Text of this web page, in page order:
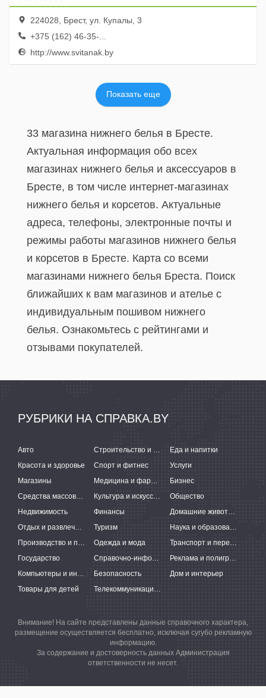
224028, Брест, ул. Купалы, 3
+375 (162) 46-35-...
http://www.svitanak.by
Показать еще
33 магазина нижнего белья в Бресте.
Актуальная информация обо всех
магазинах нижнего белья и аксессуаров в
Бресте, в том числе интернет-магазинах
нижнего белья и корсетов. Актуальные
адреса, телефоны, электронные почты и
режимы работы магазинов нижнего белья
и корсетов в Бресте. Карта со всеми
магазинами нижнего белья Бреста. Поиск
ближайших к вам магазинов и ателье с
индивидуальным пошивом нижнего
белья. Ознакомьтесь с рейтингами и
отзывами покупателей.
РУБРИКИ НА СПРАВКА.BY
Авто Строительство и ремонт
Еда и напитки
Красота и здоровье
Спорт и фитнес
Услуги
Магазины
Медицина и фармацевтика
Бизнес
Средства массовой информации
Культура и искусство
Общество
Недвижимость
Финансы
Домашние животные
Отдых и развлечения
Туризм
Наука и образование
Производство и поставки
Одежда и мода
Транспорт и перевозки
Государство
Справочно-информационные системы
Реклама и полиграфия
Компьютеры и интернет
Безопасность
Дом и интерьер
Товары для детей
Телекоммуникации и связь
Внимание! На сайте представлены данные справочного характера,
размещение осуществляется бесплатно, исключая сугубо рекламную
информацию.
За содержание и достоверность данных Администрация
ответственности не несет.